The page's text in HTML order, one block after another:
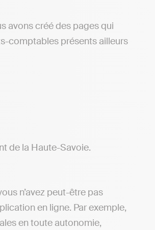
avons créé des pages qui
comptables présents ailleurs
de la Haute-Savoie.
n’avez peut-être pas
en ligne. Par exemple,
en toute autonomie,